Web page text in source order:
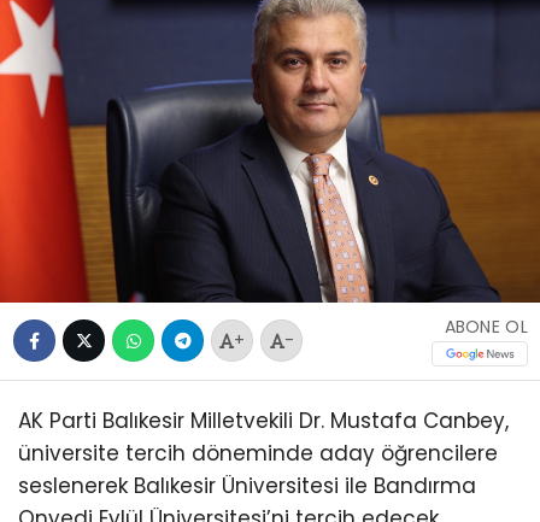
+ -
ABONE OL
AK Parti Balıkesir Milletvekili Dr. Mustafa Canbey,
üniversite tercih döneminde aday öğrencilere
seslenerek Balıkesir Üniversitesi ile Bandırma